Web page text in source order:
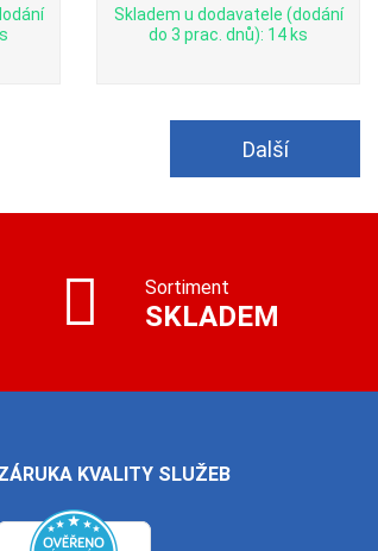
Skladem u dodavatele (dodání
do 3 prac. dnů): 14 ks
Další
Sortiment
SKLADEM
KVALITY SLUŽEB